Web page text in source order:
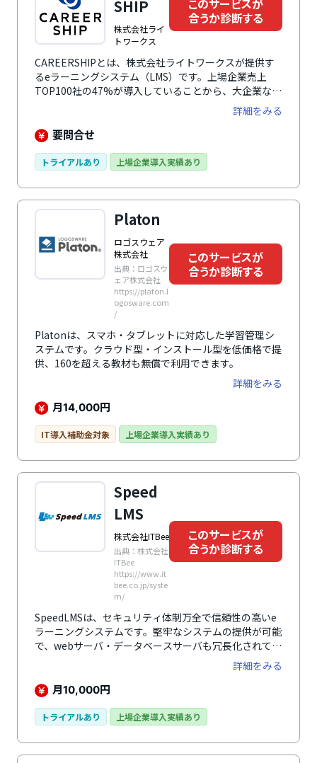
SHIP
株式会社ライ
トワークス
合うか診断する
CAREERSHIPとは、株式会社ライトワークスが提供す
るeラーニングシステム（LMS）です。上場企業売上
TOP100社の47%が導入していることから、大企業なら
ではの複雑な組織構造やデータ連携にも柔軟に対応でき
ます。受講者と管理者、両方にとって使いやすいデザイ
ンで、eラーニング・研修管理・スキル評価など人材育
人を持つため、海外でも日本と同様に教育を展開できる
詳細をみる
要問合せ
トライアルあり 上場企業導入実績あり
Platon
ロゴスウェア
株式会社
出典：ロゴスウ
ェア株式会社
https://platon.l
ogosware.com
/
このサービスが
合うか診断する
Platonは、スマホ・タブレットに対応した学習管理シ
ステムです。クラウド型・インストール型を低価格で提
供、160を超える教材も無償で利用できます。
詳細をみる
月14,000円
IT導入補助金対象 上場企業導入実績あり
Speed
LMS
株式会社ITBee
出典：株式会社
ITBee
https://www.it
bee.co.jp/syste
m/
このサービスが
合うか診断する
SpeedLMSは、セキュリティ体制万全で信頼性の高いe
ラーニングシステムです。堅牢なシステムの提供が可能
で、webサーバ・データベースサーバも冗長化されてお
り、200社以上30万人以上の利用実績をもちます。
詳細をみる
月10,000円
トライアルあり 上場企業導入実績あり